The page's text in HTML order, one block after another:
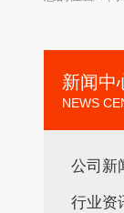
新闻中
NEWS
公司新
行业资